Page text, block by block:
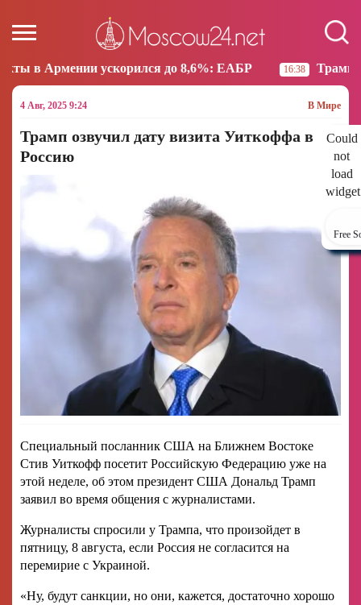
до 8,6%: ЕАБР 16:38 Трамп: США больше не
4 Авг, 2025 9:24 В Мире
Could
not
load
Free
Трамп озвучил дату визита Уиткоффа в
Россию
Специальный посланник США на Ближнем Востоке
Стив Уиткофф посетит Российскую Федерацию уже на
этой неделе, об этом президент США Дональд Трамп
заявил во время общения с журналистами.
Журналисты спросили у Трампа, что произойдет в
пятницу, 8 августа, если Россия не согласится на
перемирие с Украиной.
«Ну, будут санкции, но они, кажется, достаточно хорошо